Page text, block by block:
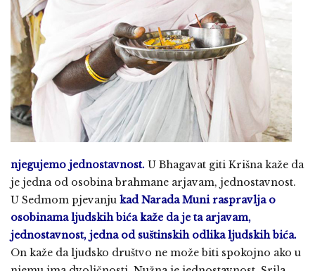
njegujemo jednostavnost. U Bhagavat giti Krišna kaže da
je jedna od osobina brahmane arjavam, jednostavnost.
U Sedmom pjevanju kad Narada Muni raspravlja o
osobinama ljudskih bića kaže da je ta arjavam,
jednostavnost, jedna od suštinskih odlika ljudskih bića.
On kaže da ljudsko društvo ne može biti spokojno ako u